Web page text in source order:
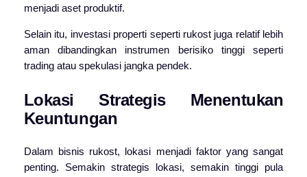
menjadi aset produktif.
Selain itu, investasi properti seperti rukost juga relatif lebih
aman dibandingkan instrumen berisiko tinggi seperti
trading atau spekulasi jangka pendek.
Lokasi Strategis Menentukan
Keuntungan
Dalam bisnis rukost, lokasi menjadi faktor yang sangat
penting. Semakin strategis lokasi, semakin tinggi pula